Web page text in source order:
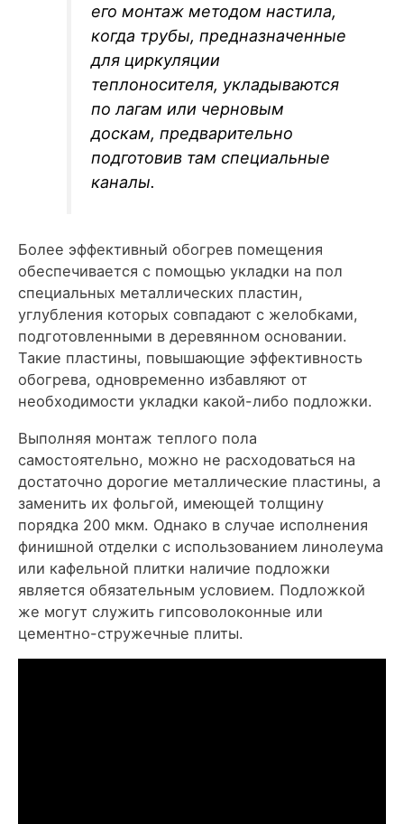
его монтаж методом настила,
когда трубы, предназначенные
для циркуляции
теплоносителя, укладываются
по лагам или черновым
доскам, предварительно
подготовив там специальные
каналы.
Более эффективный обогрев помещения
обеспечивается с помощью укладки на пол
специальных металлических пластин,
углубления которых совпадают с желобками,
подготовленными в деревянном основании.
Такие пластины, повышающие эффективность
обогрева, одновременно избавляют от
необходимости укладки какой-либо подложки.
Выполняя монтаж теплого пола
самостоятельно, можно не расходоваться на
достаточно дорогие металлические пластины, а
заменить их фольгой, имеющей толщину
порядка 200 мкм. Однако в случае исполнения
финишной отделки с использованием линолеума
или кафельной плитки наличие подложки
является обязательным условием. Подложкой
же могут служить гипсоволоконные или
цементно-стружечные плиты.